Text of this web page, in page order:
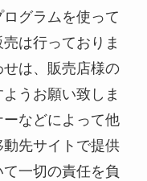
グラムを使って
は行っておりま
は、販売店様の
うお願い致しま
などによって他
先サイトで提供
一切の責任を負